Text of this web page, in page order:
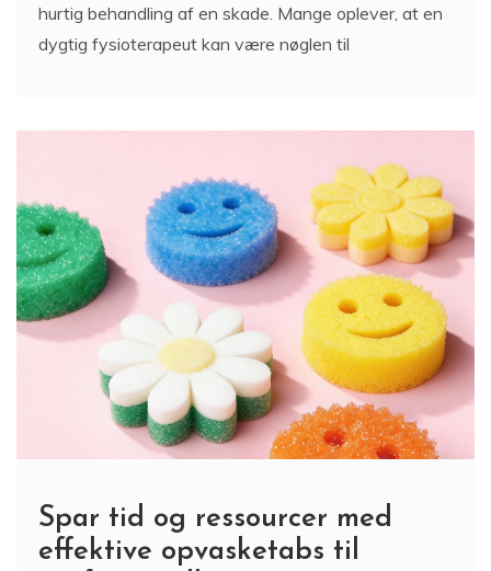
hurtig behandling af en skade. Mange oplever, at en
dygtig fysioterapeut kan være nøglen til
Spar tid og ressourcer med
effektive opvasketabs til